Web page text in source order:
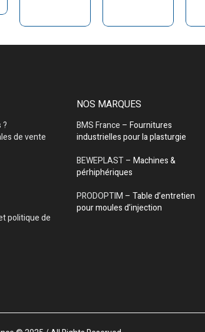
de vente
politique de
NOS MARQUES
BMS France – Fournitures
industrielles pour la plasturgie
BEWEPLAST– Machines &
pérhiphériques
PRODOPTIM – Table d’entretien
pour moules d’injection